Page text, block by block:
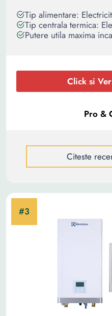
Tip alimentare:
Tip centrala termica:
Putere utila maxima
Click si
Citeste